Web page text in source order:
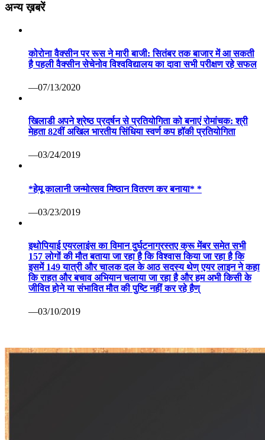
अन्य ख़बरें
कोरोना वैक्सीन पर रूस ने मारी बाजी: सितंबर तक बाजार में आ सकती
है पहली वैक्सीन सेचेनोव विश्वविद्यालय का दावा सभी परीक्षण रहे सफल
—07/13/2020
खिलाडी अपने श्रेष्ठ प्रदर्षन से प्रतियोगिता को बनाएं रोमांचक: श्री
मेहता 82वीं अखिल भारतीय सिंधिया स्वर्ण कप हॉकी प्रतियोगिता
—03/24/2019
*हेमू कालानी जन्मोत्सव मिष्ठान वितरण कर बनाया* *
—03/23/2019
इथोपियाई एयरलाइंस का विमान दुर्घटनाग्रस्तए क्रू मेंबर समेत सभी
157 लोगों की मौत बताया जा रहा है कि विश्वास किया जा रहा है कि
इसमें 149 यात्री और चालक दल के आठ सदस्य थेण् एयर लाइन ने कहा
कि राहत और बचाव अभियान चलाया जा रहा है और हम अभी किसी के
जीवित होने या संभावित मौत की पुष्टि नहीं कर रहे हैण्
—03/10/2019